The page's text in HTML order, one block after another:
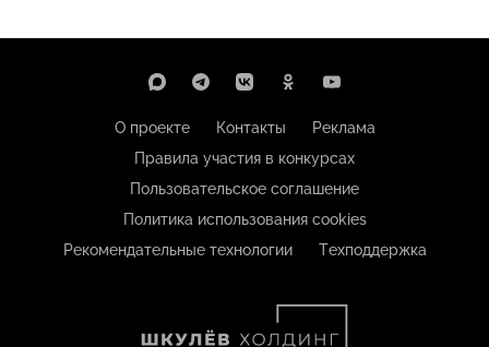
О проекте Контакты
Реклама
Правила участия в конкурсах
Пользовательское соглашение
Политика использования cookies
Рекомендательные технологии
Техподдержка